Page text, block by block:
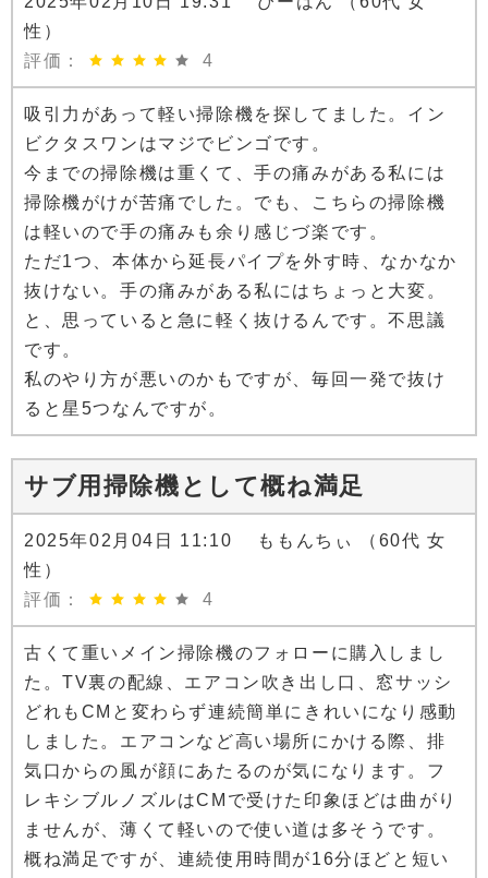
性）
評価：
4
吸引力があって軽い掃除機を探してました。イン
ビクタスワンはマジでビンゴです。
今までの掃除機は重くて、手の痛みがある私には
掃除機がけが苦痛でした。でも、こちらの掃除機
は軽いので手の痛みも余り感じづ楽です。
ただ1つ、本体から延長パイプを外す時、なかなか
抜けない。手の痛みがある私にはちょっと大変。
と、思っていると急に軽く抜けるんです。不思議
です。
私のやり方が悪いのかもですが、毎回一発で抜け
ると星5つなんですが。
サブ用掃除機として概ね満足
2025年02月04日 11:10 ももんちぃ （60代 女
性）
評価：
4
古くて重いメイン掃除機のフォローに購入しまし
た。TV裏の配線、エアコン吹き出し口、窓サッシ
どれもCMと変わらず連続簡単にきれいになり感動
しました。エアコンなど高い場所にかける際、排
気口からの風が顔にあたるのが気になります。フ
レキシブルノズルはCMで受けた印象ほどは曲がり
ませんが、薄くて軽いので使い道は多そうです。
概ね満足ですが、連続使用時間が16分ほどと短い